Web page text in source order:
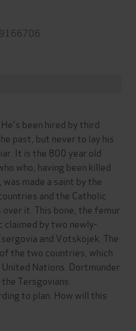
been hired by third
past, but never to lay his
It is the 800 year old
who, having been killed
made a saint by the
and the Catholic
it. This bone, the femur
claimed by two newly-
and Votskojek. The
the two countries, which
Nations. Dortmunder
Tersgovians.
to plan. How will this